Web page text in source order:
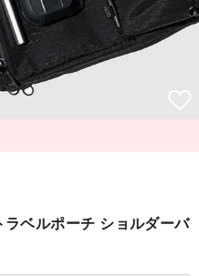
ベルポーチ ショルダーバ